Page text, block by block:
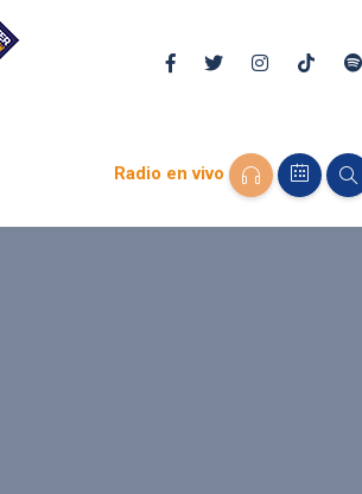
Radio en vivo